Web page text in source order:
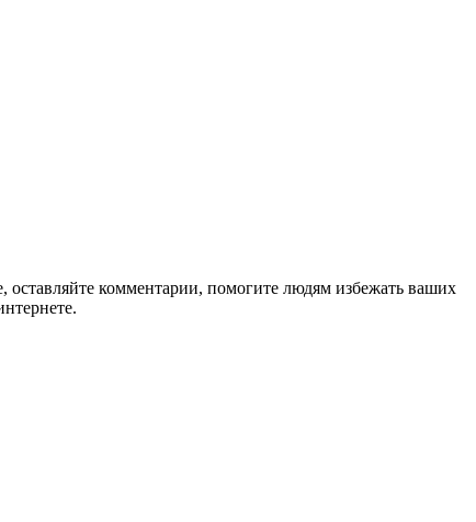
комментарии, помогите людям избежать ваших